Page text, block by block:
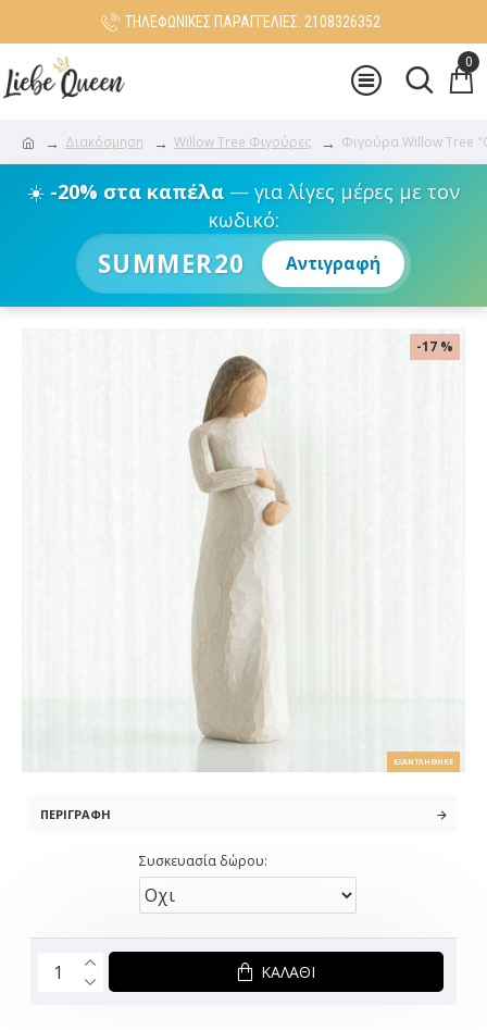
ΤΗΛΕΦΩΝΙΚΕΣ ΠΑΡΑΓΓΕΛΙΕΣ: 2108326352
0
Διακόσμηση Willow Tree Φιγούρες Φιγούρα Willow Tree
☀️ -20% στα καπέλα— για λίγες μέρες με τον
κωδικό:
SUMMER20 Αντιγραφή
-17 %
ΕΞΑΝΤΛΉΘΗΚΕ
ΠΕΡΙΓΡΑΦΉ
Συσκευασία δώρου:
ΚΑΛΆΘΙ